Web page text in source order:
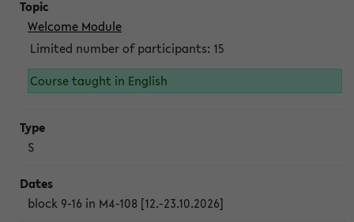
Welcome Module
Limited number of participants: 15
Course taught in English
S
block 9-16 in M4-108 [12.-23.10.2026]